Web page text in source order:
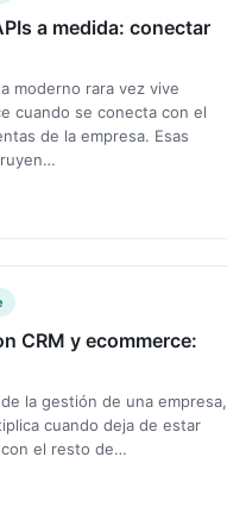
a medida: conectar
moderno rara vez vive
cuando se conecta con el
de la empresa. Esas
CRM y ecommerce:
la gestión de una empresa,
cuando deja de estar
el resto de…